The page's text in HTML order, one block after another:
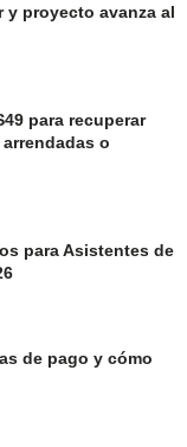
y proyecto avanza al
para recuperar
o
para Asistentes de
de pago y cómo